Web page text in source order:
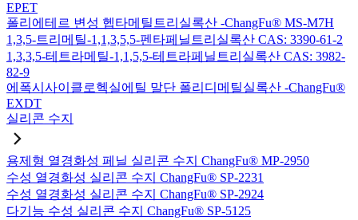
EPET
폴리에테르 변성 헵타메틸트리실록산 -ChangFu® MS-M7H
1,3,5-트리메틸-1,1,3,5,5-펜타페닐트리실록산 CAS: 3390-61-2
1,3,3,5-테트라메틸-1,1,5,5-테트라페닐트리실록산 CAS: 3982-
82-9
에폭시사이클로헥실에틸 말단 폴리디메틸실록산 -ChangFu®
EXDT
실리콘 수지
용제형 열경화성 페닐 실리콘 수지 ChangFu® MP-2950
수성 열경화성 실리콘 수지 ChangFu® SP-2231
수성 열경화성 실리콘 수지 ChangFu® SP-2924
다기능 수성 실리콘 수지 ChangFu® SP-5125